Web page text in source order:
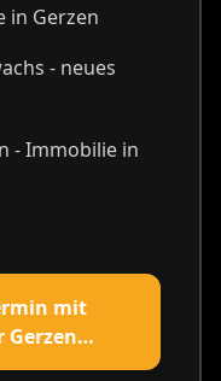
in Gerzen
- neues
- Immobilie in
mit